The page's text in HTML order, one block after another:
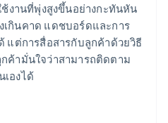
ช้งานที่พุ่งสูงขึ้นอย่างกะทันหัน
เกินคาด แดชบอร์ดและการ
แต่การสื่อสารกับลูกค้าด้วยวิธี
ค้ามั่นใจว่าสามารถติดตาม
องได้